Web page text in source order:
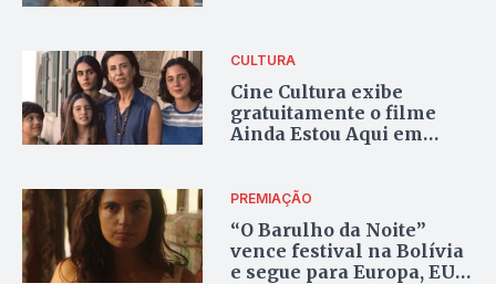
CULTURA
Cine Cultura exibe
gratuitamente o filme
Ainda Estou Aqui em
PREMIAÇÃO
“O Barulho da Noite”
vence festival na Bolívia
e segue para Europa, EUA